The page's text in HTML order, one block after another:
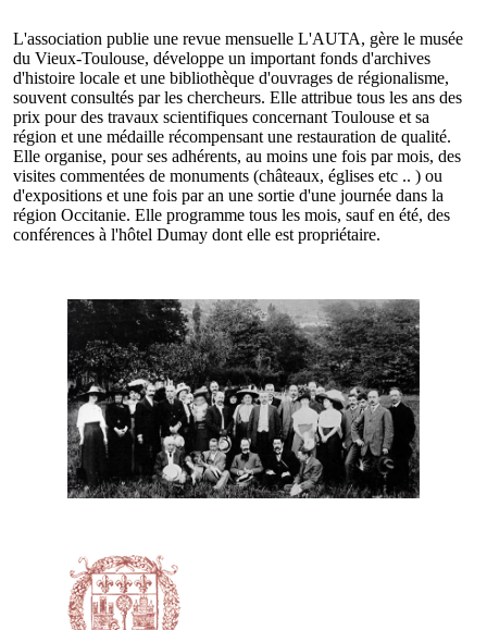
L'association publie une revue mensuelle L'AUTA, gère le musée
du Vieux-Toulouse, développe un important fonds d'archives
d'histoire locale et une bibliothèque d'ouvrages de régionalisme,
souvent consultés par les chercheurs. Elle attribue tous les ans des
prix pour des travaux scientifiques concernant Toulouse et sa
région et une médaille récompensant une restauration de qualité.
Elle organise, pour ses adhérents, au moins une fois par mois, des
visites commentées de monuments (châteaux, églises etc .. ) ou
d'expositions et une fois par an une sortie d'une journée dans la
région Occitanie. Elle programme tous les mois, sauf en été, des
conférences à l'hôtel Dumay dont elle est propriétaire.